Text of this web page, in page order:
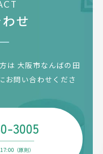
せ
は 大阪市なんばの田
お問い合わせくださ
3005
（原則）